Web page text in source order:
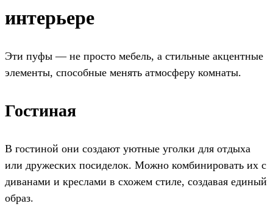
интерьере
Эти пуфы — не просто мебель, а стильные акцентные
элементы, способные менять атмосферу комнаты.
Гостиная
В гостиной они создают уютные уголки для отдыха
или дружеских посиделок. Можно комбинировать их с
диванами и креслами в схожем стиле, создавая единый
образ.